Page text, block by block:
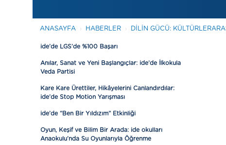
ANASAYFA HABERLER DILIN GÜCÜ:
ide’de LGS’de %100 Başarı
Anılar, Sanat ve Yeni Başlangıçlar: ide’de İlkokula
Veda Partisi
Kare Kare Ürettiler, Hikâyelerini Canlandırdılar:
ide’de Stop Motion Yarışması
ide’de “Ben Bir Yıldızım” Etkinliği
Oyun, Keşif ve Bilim Bir Arada: ide okulları
Anaokulu’nda Su Oyunlarıyla Öğrenme